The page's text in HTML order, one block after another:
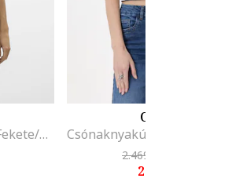
Póló lurexbetétekkel, Fekete/Sötétszürke
ORSAY
2.469 Ft
2.244 Ft